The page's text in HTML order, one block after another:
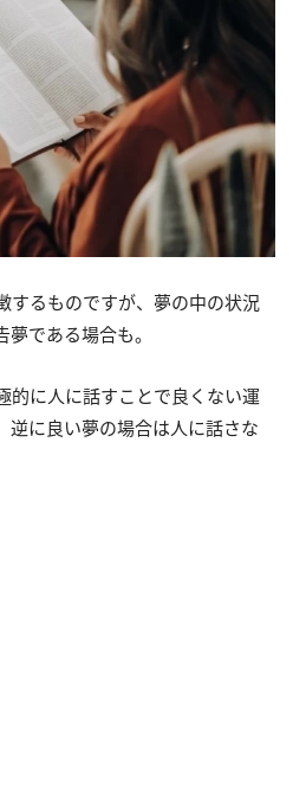
するものですが、夢の中の状況
である場合も。
的に人に話すことで良くない運
逆に良い夢の場合は人に話さな